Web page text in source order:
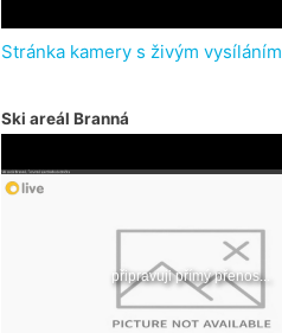
Stránka kamery s živým vysíláním
Ski areál Branná